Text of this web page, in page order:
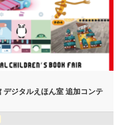
デジタルえほん室 追加コンテ